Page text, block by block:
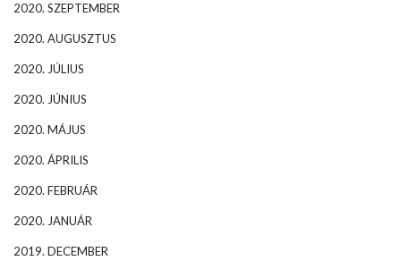
2020. SZEPTEMBER
2020. AUGUSZTUS
2020. JÚLIUS
2020. JÚNIUS
2020. MÁJUS
2020. ÁPRILIS
2020. FEBRUÁR
2020. JANUÁR
2019. DECEMBER